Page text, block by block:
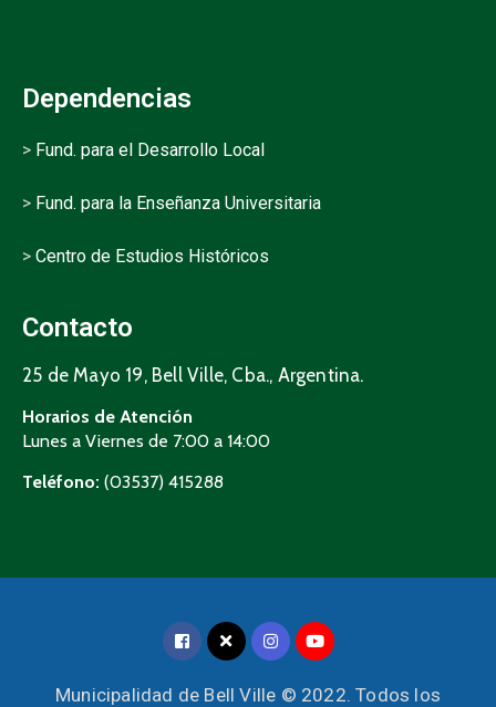
Dependencias
> Fund. para el Desarrollo Local
> Fund. para la Enseñanza Universitaria
> Centro de Estudios Históricos
Contacto
25 de Mayo 19, Bell Ville, Cba., Argentina.
Horarios de Atención
Lunes a Viernes de 7:00 a 14:00
Teléfono: (03537) 415288
Municipalidad de Bell Ville © 2022. Todos los